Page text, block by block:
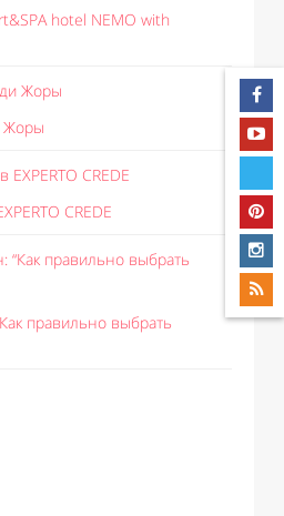
hotel NEMO with
Жоры
CREDE
правильно выбрать